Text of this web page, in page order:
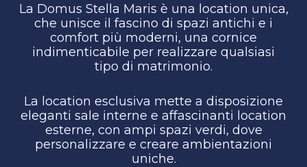
La Domus Stella Maris è una location unica,
che unisce il fascino di spazi antichi e i
comfort più moderni, una cornice
indimenticabile per realizzare qualsiasi
tipo di matrimonio.
La location esclusiva mette a disposizione
eleganti sale interne e affascinanti location
esterne, con ampi spazi verdi, dove
personalizzare e creare ambientazioni
uniche.